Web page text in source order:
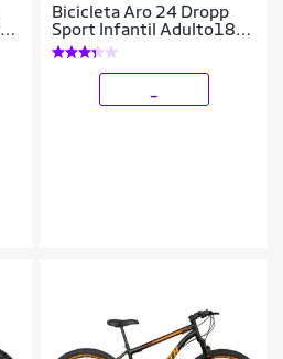
Bicicleta Aro 24 Dropp
Sport Infantil Adulto18
vel marchas Freio V-
Brake